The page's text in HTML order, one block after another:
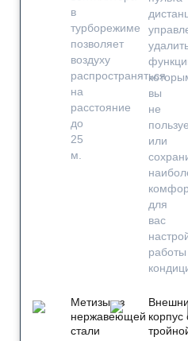
в
турборежиме
позволяет
воздуху
распространяться
на
расстояние
до
25
м.
вы
не
или
для
вас
работы
Метизы из
нержавеющей
стали
корпус